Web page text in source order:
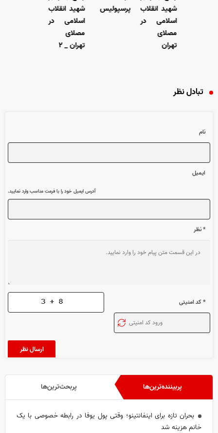
شهید انقلاب
اسلامی در
مصلای
تهران
پرسپولیس
شهید انقلاب
اسلامی در
مصلای
تهران _ ۲
تبادل نظر
نام
ایمیل
آدرس ایمیل خود را با فرمت مناسب وارد نمایید.
* نظر
* کد امنیتی
پربیننده‌ترین‌ها پربحث‌ترین‌ها
بحران تازه برای اینفانتینو؛ وقتی پول یوفا در رابطه خصوصی با یک
خانم هزینه شد